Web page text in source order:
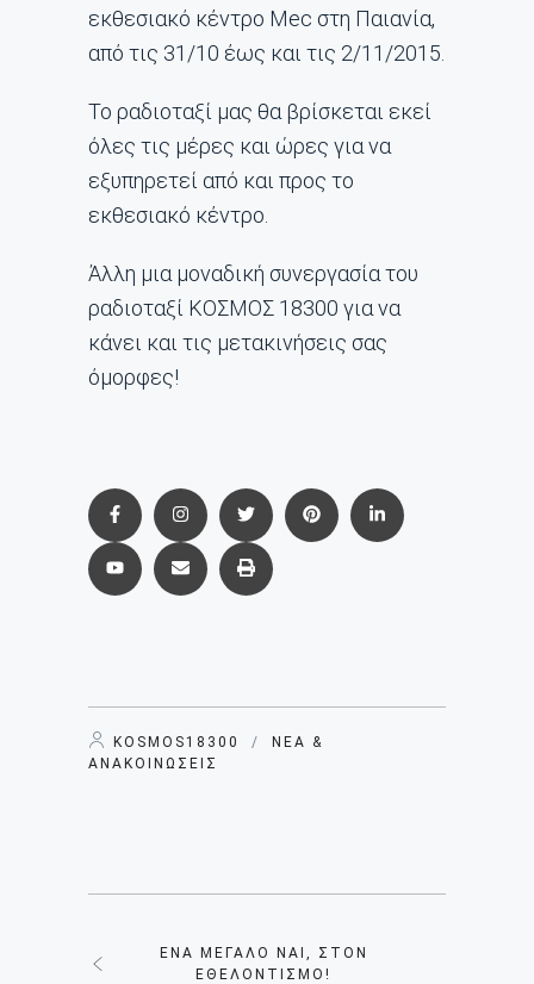
εκθεσιακό κέντρο Mec στη Παιανία,
από τις 31/10 έως και τις 2/11/2015.
Το ραδιοταξί μας θα βρίσκεται εκεί
όλες τις μέρες και ώρες για να
εξυπηρετεί από και προς το
εκθεσιακό κέντρο.
Άλλη μια μοναδική συνεργασία του
ραδιοταξί ΚΟΣΜΟΣ 18300 για να
κάνει και τις μετακινήσεις σας
όμορφες!
KOSMOS18300 /
ΝΈΑ &
ΑΝΑΚΟΙΝΏΣΕΙΣ
ΈΝΑ ΜΕΓΆΛΟ ΝΑΙ, ΣΤΟΝ
ΕΘΕΛΟΝΤΙΣΜΌ!